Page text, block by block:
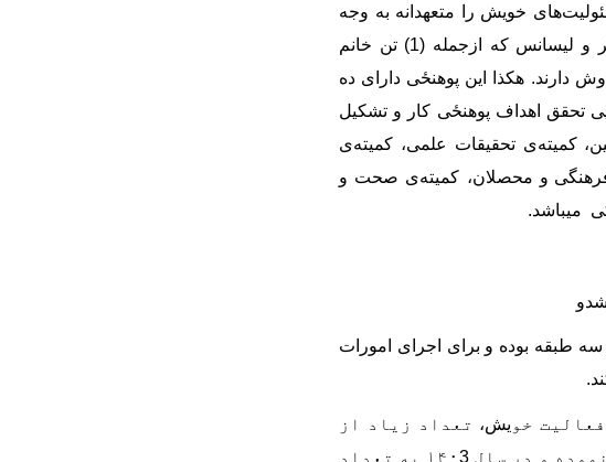
های خویش را متعهدانه به وجه
ماستر و لیسانس که ازجمله (1) تن خانم
دارند. هکذا این پوهنځی دارای ده
تحقق اهداف پوهنځی کار و تشکیل
کمیتهی تحقیقات علمی، کمیتهی
و محصلان، ‌کمیتهی صحت و
می‏باشد.
سه طبقه بوده و برای اجرای امورات
خو یش، تعداد زیاد از
و در سال ۱۴۰3
به تعداد